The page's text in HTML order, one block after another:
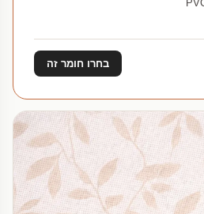
בחרו חומר זה